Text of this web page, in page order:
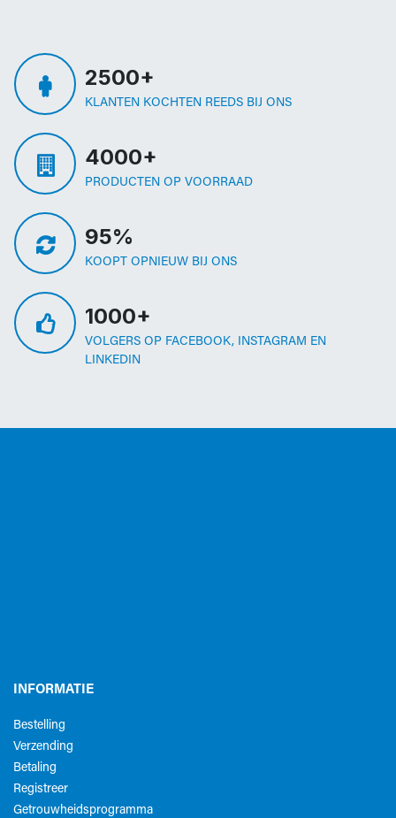
2500+
KLANTEN KOCHTEN REEDS BIJ ONS
4000+
PRODUCTEN OP VOORRAAD
95%
KOOPT OPNIEUW BIJ ONS
1000+
VOLGERS OP FACEBOOK, INSTAGRAM EN
LINKEDIN
INFORMATIE
Bestelling
Verzending
Betaling
Registreer
Getrouwheidsprogramma